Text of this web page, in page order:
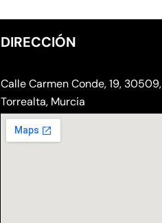
DIRECCIÓN
Calle Carmen Conde, 19, 30509,
Torrealta, Murcia